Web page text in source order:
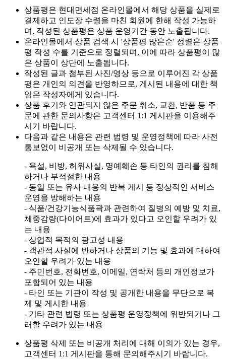
상품평은 현대면세점 온라인몰에서 해당 상품을 실제로
결제하고 인도장 수령을 마친 회원에 한해 작성 가능하
며, 작성된 상품평은 상품 운영기간 동안 노출됩니다.
온라인몰에서 상품 검색 시 '상품평 많은순' 정렬은 상품
평 작성 수를 기준으로 정렬되며, 이에 따라 상품평이 많
은 상품이 상단에 노출됩니다.
작성된 글과 첨부된 사진/영상 등으로 이루어진 각 상품
평은 개인의 의견을 반영하므로, 게시된 내용에 대한 책
임은 작성자에게 있습니다.
상품 후기와 연관되지 않은 주문 취소, 교환, 반품 등 주
문에 관한 문의사항은 고객센터 1:1 게시판을 이용해주
시기 바랍니다.
다음과 같은 내용은 관련 법령 및 운영정책에 따라 사전
통보없이 비공개 또는 삭제될 수 있습니다.
- 욕설, 비방, 허위사실, 명예훼손 등 타인의 권리를 침해
하거나 부적절한 내용
- 동일 또는 유사 내용의 반복 게시 등 정상적인 서비스
운영을 방해하는 내용
- 식품/건강기능식품곽과 관련하여 질병의 예방 및 치료,
체중감량(다이어트)에 효과가 있다고 오인할 우려가 있
는 내용
- 상업적 목적의 광고성 내용
- 객관적 사실에 반하거나 상품의 기능 및 효과에 대하여
오인할 우려가 있는 내용
- 주민번호, 전화번호, 이메일, 연락처 등의 개인정보가
포함되어 있는 내용
- 타인 또는 기관이 작성 및 공개한 내용을 무단으로 복
제 및 게시한 내용
- 기타 관련 법령 또는 상품평 운영정책에 위반되거나 그
러할 우려가 있는 내용
상품평 삭제 또는 비공개 처리에 대해 이의가 있는 경우,
고객센터 1:1 게시판을 통해 문의해주시기 바랍니다.